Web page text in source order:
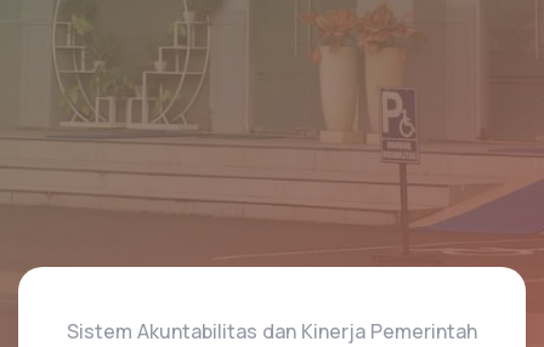
Sistem Akuntabilitas dan Kinerja Pemerintah